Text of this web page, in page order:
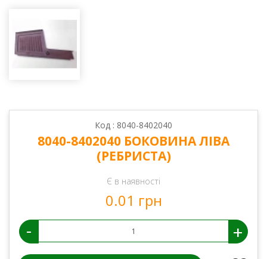
Код : 8040-8402040
8040-8402040 БОКОВИНА ЛІВА
(РЕБРИСТА)
Є в наявності
0.01 грн
- +